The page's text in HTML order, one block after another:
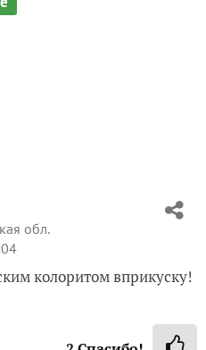
обл.
колоритом вприкуску!